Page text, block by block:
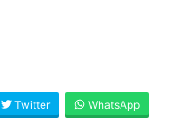
Twitter WhatsApp